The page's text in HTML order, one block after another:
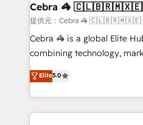
CS: 245% organic growth &
full-funnel HubSpot project
boost with a new HubSpot site Recognized
🏆 HubSpot Platform
Inbound Campaign of the
Award for Best Website 🌟
Cebra 🦓
提供元：Cebra 🦓
Cebra 🦓 is a global Elite
combining technology,
expertise across Latin
Europe, with teams across 7
we combine local insight
help businesses grow
Elite5.0